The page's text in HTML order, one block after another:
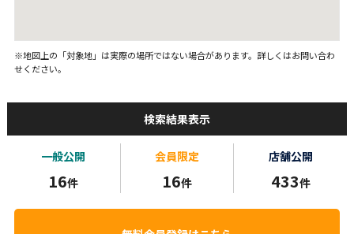
※地図上の「対象地」は実際の場所ではない場合があります。詳しくはお問い合わ
せください。
検索結果表示
一般公開
16件
会員限定
16件
店舗公開
433件